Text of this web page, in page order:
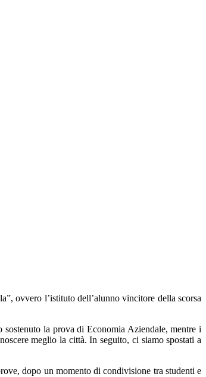
ovvero l’istituto dell’alunno vincitore della scorsa
la prova di Economia Aziendale, mentre i
meglio la città. In seguito, ci siamo spostati a
dopo un momento di condivisione tra studenti e